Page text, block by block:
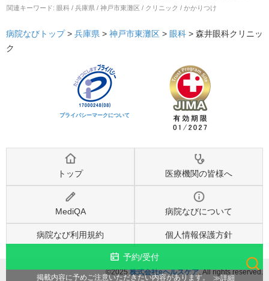
検索
関連キーワード: 眼科 / 兵庫県 / 神戸市東灘区 / クリニック / かかりつけ
予約/受付
掲載内容に予めご注意いただきたい内容があります。 詳細
病院なびトップ> 兵庫県 > 神戸市東灘区 > 眼科 > 森井眼科クリニッ
ク
プライバシーマークについて
トップ 医療機関の皆様へ
MediQA 病院なびについて
病院なび利用規約 個人情報保護方針
©2025 株式会社eヘルスケア, All rights reserved.